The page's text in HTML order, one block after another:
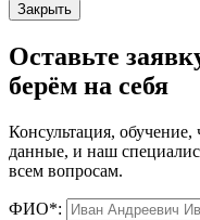
Закрыть
Оставьте
берём на себя
Консультация,
данные, и наш
всем вопросам.
ФИО*: